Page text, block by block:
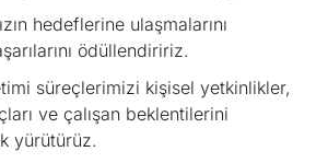
hedeflerine ulaşmalarını
ödüllendiririz.
süreçlerimizi kişisel yetkinlikler,
ve çalışan beklentilerini
yürütürüz.